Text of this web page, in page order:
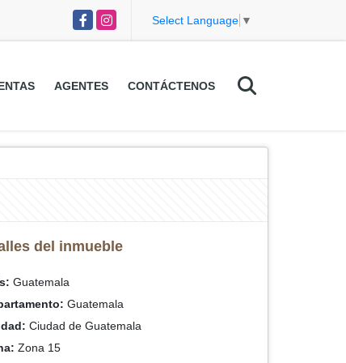
FacebookInstagram Select Language ▼
AGENTES CONTÁCTENOS
del inmueble
Guatemala
Guatemala
Ciudad de Guatemala
Zona 15